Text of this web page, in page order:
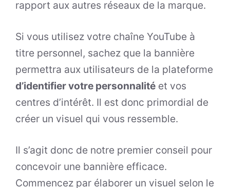
rapport aux autres réseaux de la marque.
Si vous utilisez votre chaîne YouTube à
titre personnel, sachez que la bannière
permettra aux utilisateurs de la plateforme
d’identifier votre personnalité et vos
centres d’intérêt. Il est donc primordial de
créer un visuel qui vous ressemble.
Il s’agit donc de notre premier conseil pour
concevoir une bannière efficace.
Commencez par élaborer un visuel selon le